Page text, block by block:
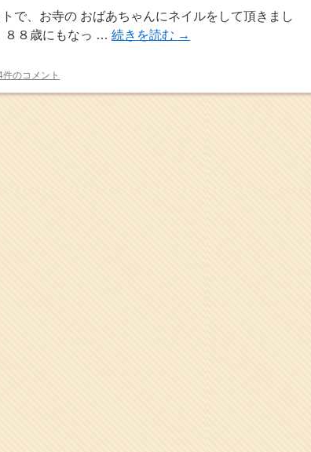
で、お寺の おばあちゃんにネイルをして頂きまし
８８歳にもなっ …続きを読む →
件のコメント